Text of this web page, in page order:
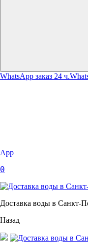
WhatsApp заказ 24 ч.
App
0
Доставка воды в Санкт-
Назад